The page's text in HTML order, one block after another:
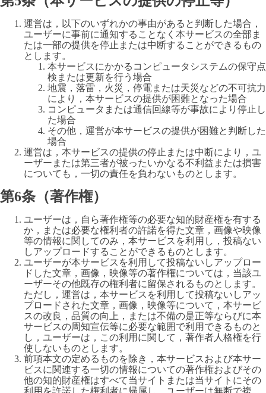
運営は，以下のいずれかの事由があると判断した場合，
ユーザーに事前に通知することなく本サービスの全部ま
たは一部の提供を停止または中断することができるもの
とします。
本サービスにかかるコンピュータシステムの保守点
検または更新を行う場合
地震，落雷，火災，停電または天災などの不可抗力
により，本サービスの提供が困難となった場合
コンピュータまたは通信回線等が事故により停止し
た場合
その他，運営が本サービスの提供が困難と判断した
場合
運営は，本サービスの提供の停止または中断により，ユ
ーザーまたは第三者が被ったいかなる不利益または損害
についても，一切の責任を負わないものとします。
第6条（著作権）
ユーザーは，自ら著作権等の必要な知的財産権を有する
か，または必要な権利者の許諾を得た文章，画像や映像
等の情報に関してのみ，本サービスを利用し，投稿ない
しアップロードすることができるものとします。
ユーザーが本サービスを利用して投稿ないしアップロー
ドした文章，画像，映像等の著作権については，当該ユ
ーザーその他既存の権利者に留保されるものとします。
ただし，運営は，本サービスを利用して投稿ないしアッ
プロードされた文章，画像，映像等について，本サービ
スの改良，品質の向上，または不備の是正等ならびに本
サービスの周知宣伝等に必要な範囲で利用できるものと
し，ユーザーは，この利用に関して，著作者人格権を行
使しないものとします。
前項本文の定めるものを除き，本サービスおよび本サー
ビスに関連する一切の情報についての著作権およびその
他の知的財産権はすべて当サイトまたは当サイトにその
利用を許諾した権利者に帰属し，ユーザーは無断で複